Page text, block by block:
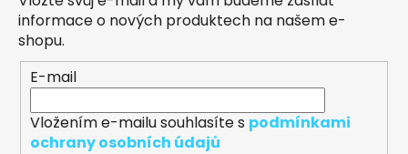
informace o nových produktech na našem e-
shopu.
E-mail
Vložením e-mailu souhlasíte s podmínkami
ochrany osobních údajů